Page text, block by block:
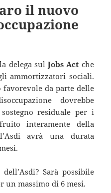
il nuovo
delega sul Jobs Act che
ammortizzatori sociali.
da parte delle
dovrebbe
residuale per i
interamente della
avrà una durata
Sarà possibile
un massimo di 6 mesi.